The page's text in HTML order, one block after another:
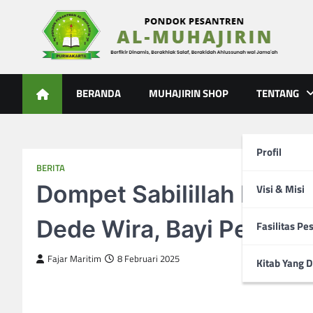
Al-Muhajirin
BERANDA MUHAJIRIN SHOP TENTANG
Profil
Visi & Misi
Fasilitas
Kitab Yang
BERITA
Dompet Sabilillah
Dede Wira, Bayi
Fajar Maritim 8 Februari 2025